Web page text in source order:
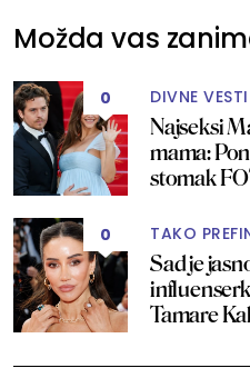
Možda vas
0 DIVNE VESTI
Najseksi
mama:
stomak
0 TAKO
Sad je
Tamare